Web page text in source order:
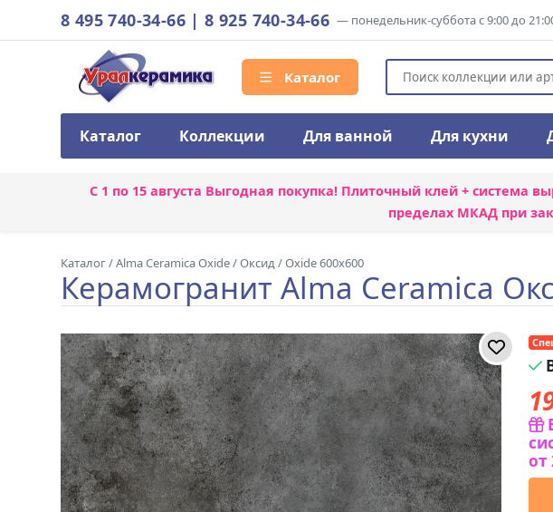
8 495 740-34-66 |8 925 740-34-66 — понедельник-суббота с 9:00 до
Каталог
Каталог Коллекции Для ванной Для кухни
С 1 по 15 августа Выгодная покупка! Плиточный клей + система
пределах МКАД при
Каталог/Alma Ceramica Oxide/Оксид / Oxide 600x600
Керамогранит Alma Ceramica
от